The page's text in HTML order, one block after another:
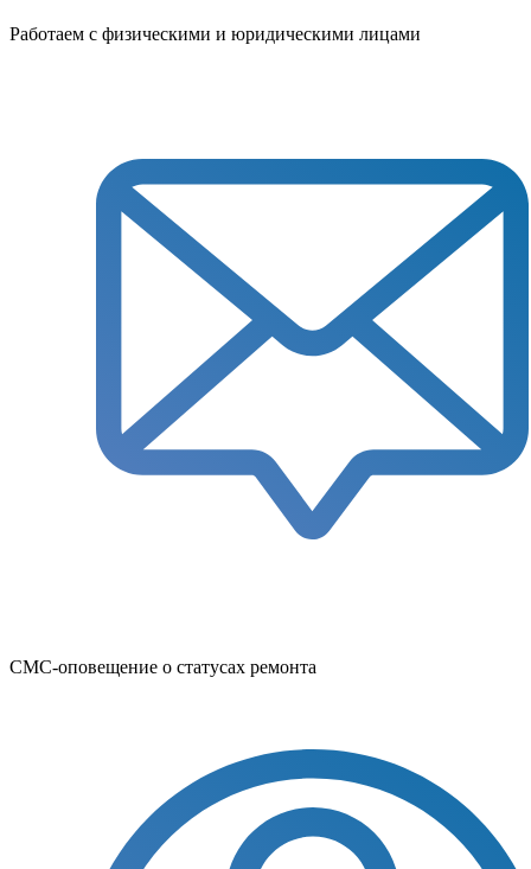
Работаем с физическими и юридическими лицами
СМС-оповещение о статусах ремонта